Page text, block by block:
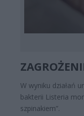
W wyniku działań
bakterii Listeria
szpinakiem”.